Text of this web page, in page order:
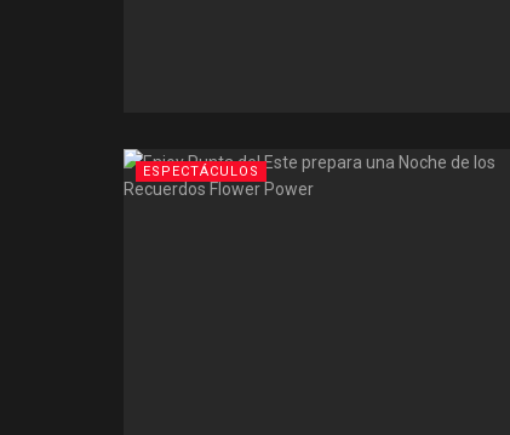
ESPECTÁCULOS